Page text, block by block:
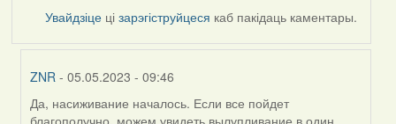
Увайдзіце цізарэгіструйцеся каб пакідаць каментары.
ZNR - 05.05.2023 - 09:46
In
Да, насиживание началось. Если все пойдет